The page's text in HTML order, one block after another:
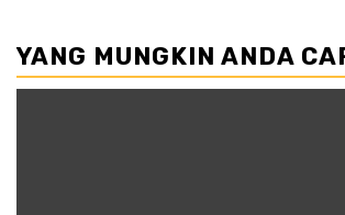
YANG MUNGKIN ANDA